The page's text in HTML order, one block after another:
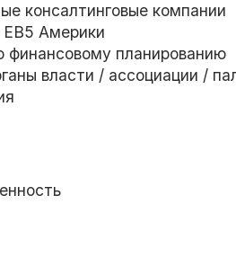
консалтинговые компании
EB5 Америки
финансовому планированию
власти / ассоциации /